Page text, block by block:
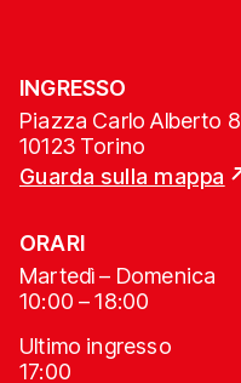
INGRESSO
Piazza Carlo Alberto 8
10123 Torino
Guarda sulla mappa
ORARI
Martedì – Domenica
10:00 – 18:00
Ultimo ingresso
17:00